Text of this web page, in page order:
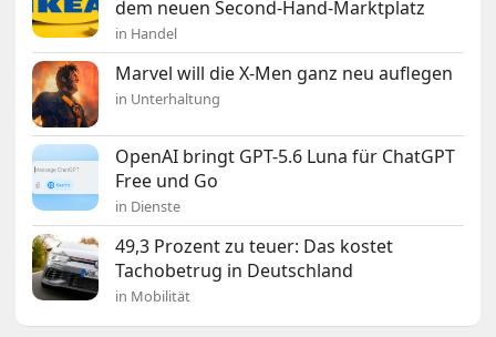
dem neuen Second-Hand-Marktplatz
in Handel
Marvel will die X-Men ganz neu auflegen
in Unterhaltung
OpenAI bringt GPT-5.6 Luna für ChatGPT
Free und Go
in Dienste
49,3 Prozent zu teuer: Das kostet
Tachobetrug in Deutschland
in Mobilität